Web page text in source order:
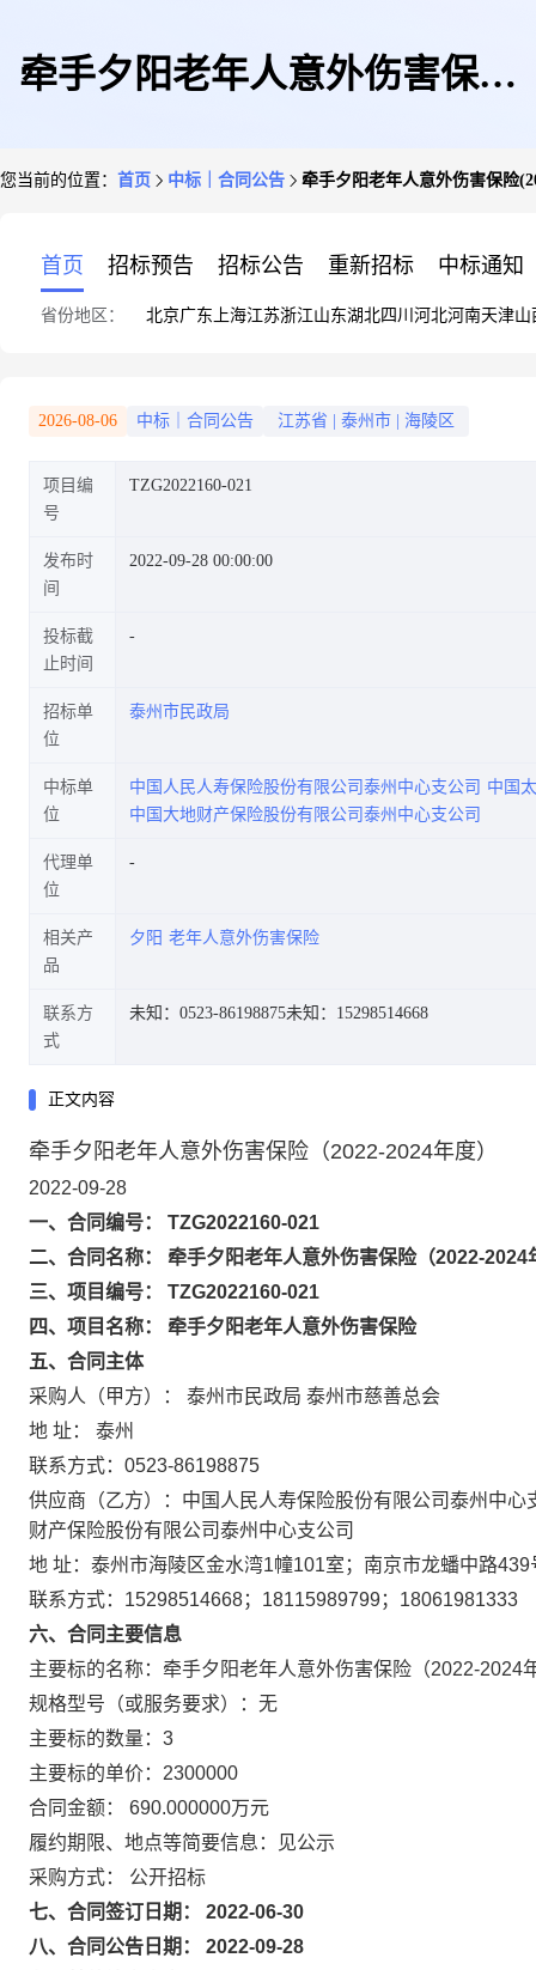
牵手夕阳老年人意外伤害保险
您当前的位置： 首页 中标｜合同公告 牵手夕阳老年人意外伤害保险
首页 招标预告 招标公告 重新招标 中标通知
省份地区： 北京广东 上海江苏浙江山东湖北四川 河北河南天津山
2026-08-06 中标｜合同公告 江苏省 泰州市 海陵区
项目编
号
TZG2022160-021
发布时
间
2022-09-28 00:00:00
投标截
止时间
招标单
位
泰州市民政局
中标单
位
中国人民人寿保险股份有限公司泰州中心支公司
中国
中国大地财产保险股份有限公司泰州中心支公司
代理单
位
相关产
品
夕阳 老年人意外伤害保险
联系方
式
未知：0523-86198875未知：15298514668
正文内容
牵手夕阳老年人意外伤害保险（2022-2024年度）
2022-09-28
一、合同编号： TZG2022160-021
二、合同名称： 牵手夕阳老年人意外伤害保险（2022-2024
三、项目编号： TZG2022160-021
四、项目名称： 牵手夕阳老年人意外伤害保险
五、合同主体
采购人（甲方）： 泰州市民政局 泰州市慈善总会
地 址： 泰州
联系方式：0523-86198875
供应商（乙方）：中国人民人寿保险股份有限公司泰州中
财产保险股份有限公司泰州中心支公司
地 址：泰州市海陵区金水湾1幢101室；南京市龙蟠中路
联系方式：15298514668；18115989799；18061981333
六、合同主要信息
主要标的名称：牵手夕阳老年人意外伤害保险（2022-2024
规格型号（或服务要求）：无
主要标的数量：3
主要标的单价：2300000
合同金额： 690.000000万元
履约期限、地点等简要信息：见公示
采购方式： 公开招标
七、合同签订日期： 2022-06-30
八、合同公告日期： 2022-09-28